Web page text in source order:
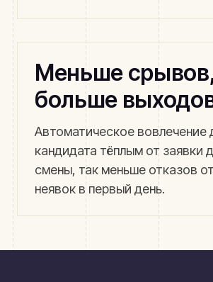
Меньше
больше
Автоматическое вовлечение
кандидата тёплым от заявки
смены, так меньше отказов
неявок в первый день.